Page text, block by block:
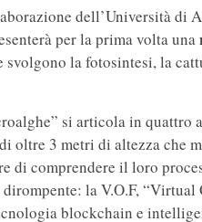
dell’Università di
per la prima volta una
svolgono la fotosintesi, la
si articola in
oltre 3 metri di altezza che
di comprendere il loro
la V.O.F,
blockchain e